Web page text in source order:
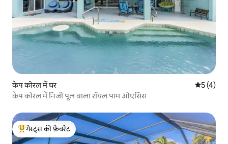
केप कोरल में घर औसत रेटिंग
5 (4)
केप कोरल में निजी पूल वाला रॉयल पाम ओएसिस
गेस्ट्स का टॉप फ़ेवरेट
गेस्ट्स की फ़ेवरेट